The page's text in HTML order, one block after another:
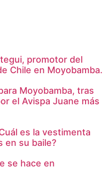
promotor del
Chile en Moyobamba.
Moyobamba, tras
el Avispa Juane más
es la vestimenta
en su baile?
se hace en